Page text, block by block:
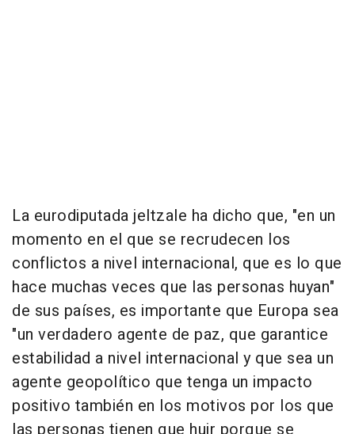
La eurodiputada jeltzale ha dicho que, "en un
momento en el que se recrudecen los
conflictos a nivel internacional, que es lo que
hace muchas veces que las personas huyan"
de sus países, es importante que Europa sea
"un verdadero agente de paz, que garantice
estabilidad a nivel internacional y que sea un
agente geopolítico que tenga un impacto
positivo también en los motivos por los que